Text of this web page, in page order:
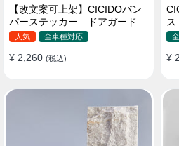
【改文案可上架】CICIDOバン
パーステッカー ドアガード
衝突防止プロテクター 耐スク
人気 全車種対応
¥ 2,260 (税込)
ス
防
¥